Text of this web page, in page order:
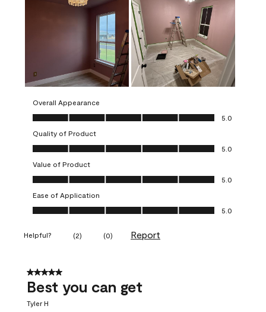
Overall Appearance
Overall Appearance, 5.0 out of 5
5.0
Quality of Product
Quality of Product, 5.0 out of 5
5.0
Value of Product
Value of Product, 5.0 out of 5
5.0
Ease of Application
Ease of Application, 5.0 out of 5
5.0
Helpful? (2) (0) Report
5 out of 5 stars.
Best you can get
Tyler H